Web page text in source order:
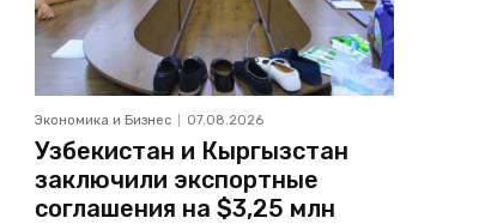
Экономика и Бизнес 07.08.2026
Узбекистан и Кыргызстан
заключили экспортные
соглашения на $3,25 млн